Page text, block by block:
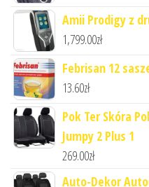
Amii Prodigy z
1,799.00zł
Febrisan 12
13.60zł
Pok Ter Skóra
Jumpy 2 Plus 1
269.00zł
Auto-Dekor